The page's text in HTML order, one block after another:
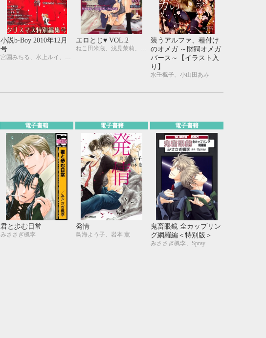
小説b-Boy 2010年12月
号
エロとじ♥ VOL.2
装うアルファ、種付け
のオメガ ～財閥オメガ
バース～【イラスト入
り】
水壬楓子、小山田あみ
電子書籍
君と歩む日常
みささぎ楓李
電子書籍
発情
鳥海よう子、岩本 薫
電子書籍
鬼畜眼鏡 全カップリン
グ網羅編＜特別版＞
みささぎ楓李、Spray
10月
MON TUE WED THU FRI SAT
1 2
3
5 7 8 9
10
12 13 14 15 16
17
19 20 21 22 23
24
26 27 28 29 30 31